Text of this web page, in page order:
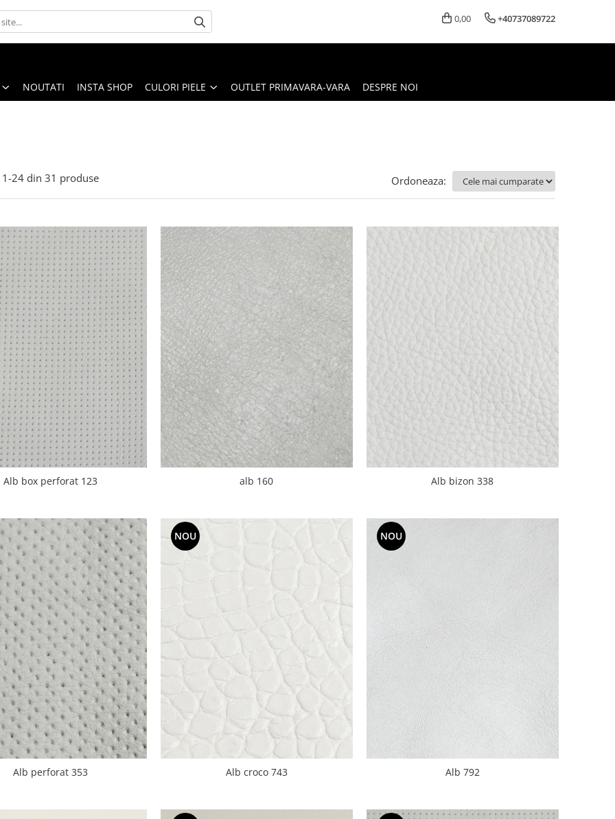
0,00 +40737089722
NOUTATI INSTA SHOP CULORI PIELE OUTLET PRIMAVARA-VARA DESPRE NOI
1-24 din 31 produse Ordoneaza:
Alb box perforat 123 alb 160 Alb bizon 338
Alb perforat 353
NOU
Alb croco 743
NOU
Alb 792